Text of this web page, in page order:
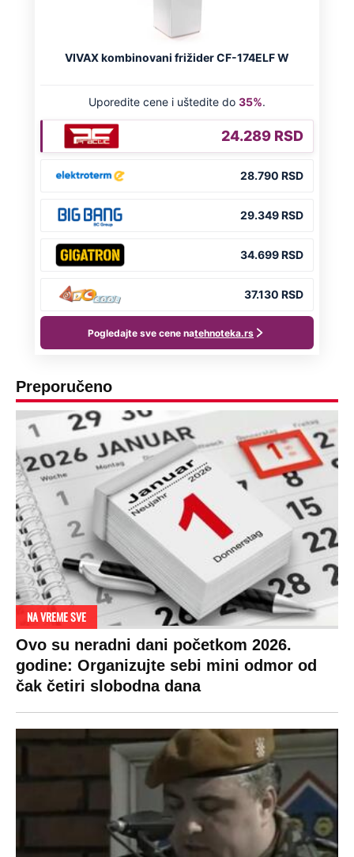
Preporučeno
NA VREME SVE
Ovo su neradni dani početkom 2026.
godine: Organizujte sebi mini odmor od
čak četiri slobodna dana